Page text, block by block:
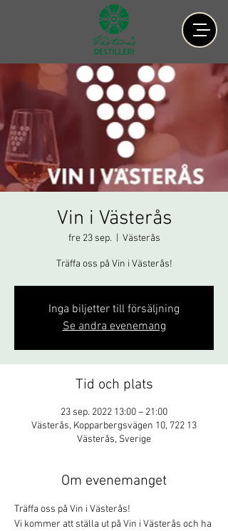
Vin i Västerås
fre 23 sep. Västerås
Inga biljetter till försäljning
Se andra evenemang
Tid och plats
23 sep. 2022 13:00 – 21:00
Västerås, Kopparbergsvägen 10, 722 13
Västerås, Sverige
Om evenemanget
Träffa oss på Vin i Västerås!
Vi kommer att ställa ut på Vin i Västerås och ha